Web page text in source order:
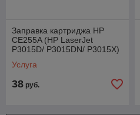
Заправка картриджа HP
CE255A (HP LaserJet
P3015D/ P3015DN/ P3015X)
Услуга
38 руб.